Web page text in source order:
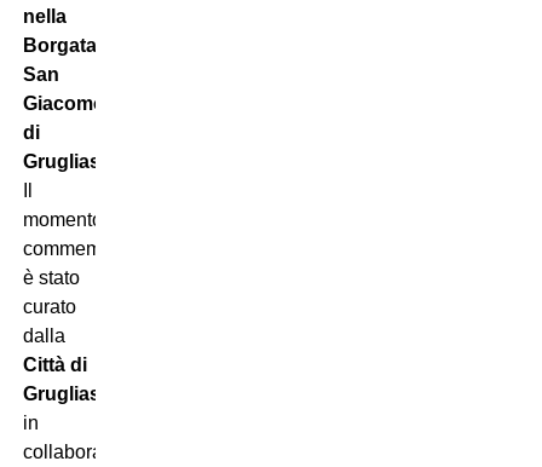
nella
Borgata
San
Giacomo
di
Grugliasco
momento
commemorativo
è stato
curato
dalla
Città di
Grugliasco
in
collaborazione